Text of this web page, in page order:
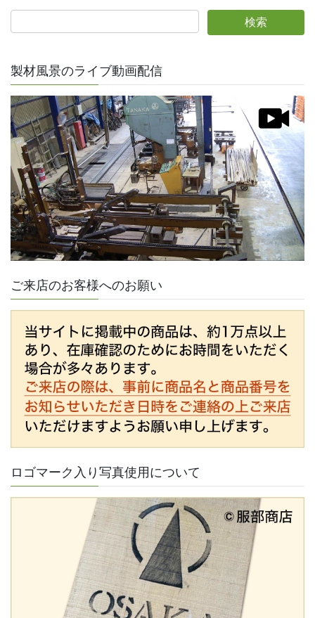
製材風景のライブ動画配信
ご来店のお客様へのお願い
ロゴマーク入り写真使用について